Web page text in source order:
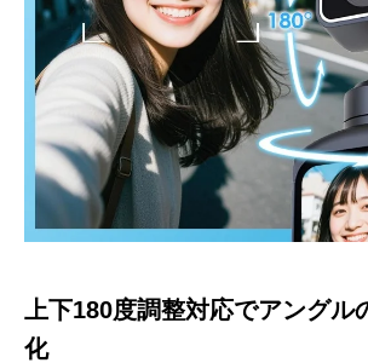
上下180度調整対応でアングル
化